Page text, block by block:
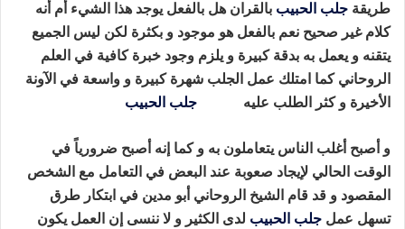
طريقة جلب الحبيب بالقران هل بالفعل يوجد هذا الشيء أم أنه
كلام غير صحيح نعم بالفعل هو موجود و بكثرة لكن ليس الجميع
يتقنه و يعمل به بدقة كبيرة و يلزم وجود خبرة كافية في العلم
الروحاني كما امتلك عمل الجلب شهرة كبيرة و واسعة في الآونة
الأخيرة و كثر الطلب عليه
جلب الحبيب
و أصبح أغلب الناس يتعاملون به و كما إنه أصبح ضرورياً في
الوقت الحالي لإيجاد صعوبة عند البعض في التعامل مع الشخص
المقصود و قد قام الشيخ الروحاني أبو مدين في ابتكار طرق
تسهل عمل جلب الحبيب لدى الكثير و لا ننسى إن العمل يكون